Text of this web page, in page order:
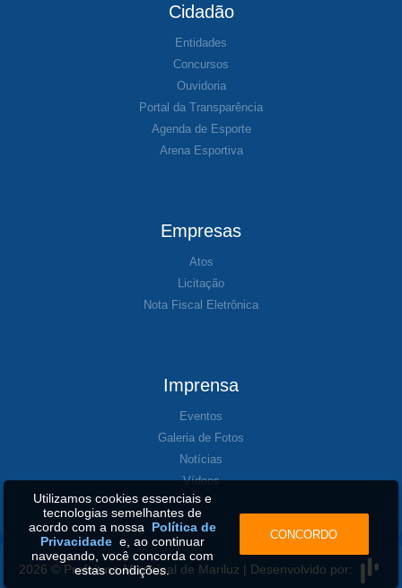
Cidadão
Entidades
Concursos
Ouvidoria
Portal da Transparência
Agenda de Esporte
Arena Esportiva
Empresas
Atos
Licitação
Nota Fiscal Eletrônica
Imprensa
Eventos
Galeria de Fotos
Notícias
Vídeos
2026 © Prefeitura Municipal de Mariluz | Desenvolvido por:
Utilizamos cookies essenciais e
tecnologias semelhantes de
acordo com a nossa Política de
Privacidadee, ao continuar
navegando, você concorda com
estas condições.
CONCORDO